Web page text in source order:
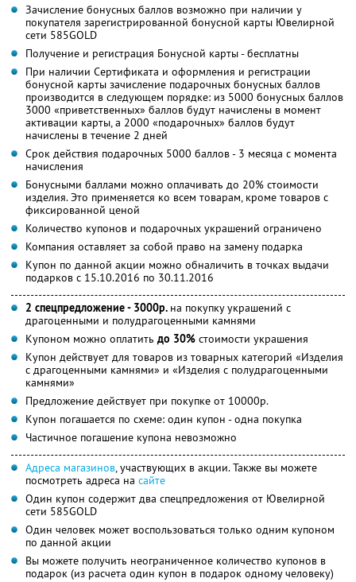
Зачисление бонусных баллов возможно при наличии у
покупателя зарегистрированной бонусной карты Ювелирной
сети 585GOLD
Получение и регистрация Бонусной карты - бесплатны
При наличии Сертификата и оформления и регистрации
бонусной карты зачисление подарочных бонусных баллов
производится в следующем порядке: из 5000 бонусных баллов
3000 «приветственных» баллов будут начислены в момент
активации карты, а 2000 «подарочных» баллов будут
начислены в течение 2 дней
Срок действия подарочных 5000 баллов - 3 месяца с момента
начисления
Бонусными баллами можно оплачивать до 20% стоимости
изделия. Это применяется ко всем товарам, кроме товаров с
фиксированной ценой
Количество купонов и подарочных украшений ограничено
Компания оставляет за собой право на замену подарка
Купон по данной акции можно обналичить в точках выдачи
подарков с 15.10.2016 по 30.11.2016
2 спецпредложение - 3000р. на покупку украшений с
драгоценными и полудрагоценными камнями
Купоном можно оплатить до 30% стоимости украшения
Купон действует для товаров из товарных категорий «Изделия
с драгоценными камнями» и «Изделия с полудрагоценными
камнями»
Предложение действует при покупке от 10000р.
Купон погашается по схеме: один купон - одна покупка
Частичное погашение купона невозможно
Адреса магазинов, участвующих в акции. Также вы можете
посмотреть адреса на сайте
Один купон содержит два спецпредложения от Ювелирной
сети 585GOLD
Один человек может воспользоваться только одним купоном
по данной акции
Вы можете получить неограниченное количество купонов в
подарок (из расчета один купон в подарок одному человеку)